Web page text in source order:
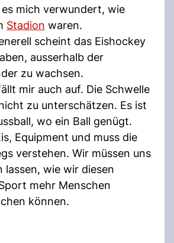
mich verwundert, wie
Stadion waren.
scheint das Eishockey
ausserhalb der
zu wachsen.
mir auch auf. Die Schwelle
zu unterschätzen. Es ist
wo ein Ball genügt.
Equipment und muss die
verstehen. Wir müssen uns
lassen, wie wir diesen
mehr Menschen
können.